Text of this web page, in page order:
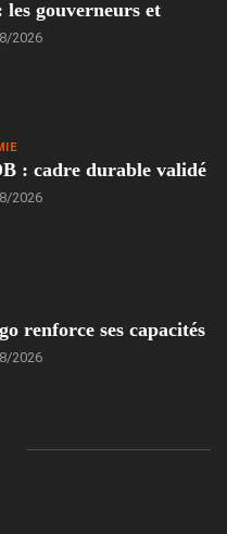
les gouverneurs et
2026
: cadre durable validé
2026
renforce ses capacités
2026